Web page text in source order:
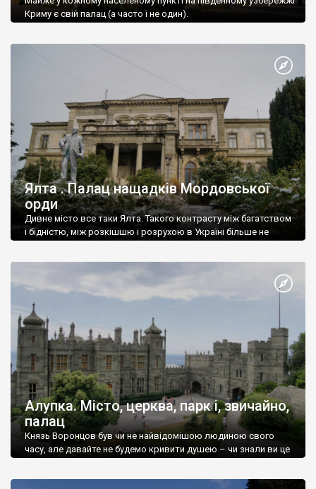
Криму є свій палац (а часто і не один).
Ялта . Палац нащадків Мордовської
орди
Дивне місто все таки Ялта. Такого контрасту між багатством
і бідністю, між розкішшю і розрухою в Україні більше не
Алупка. Місто, церква, парк і, звичайно,
палац
Князь Воронцов був чи не найвідомішою людиною свого
часу, але давайте не будемо кривити душею – чи знали ви це